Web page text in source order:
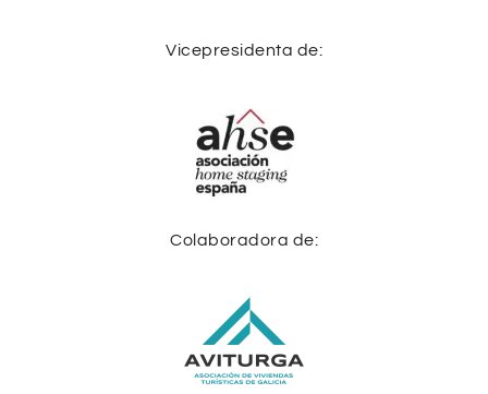
Vicepresidenta de:
Colaboradora de: